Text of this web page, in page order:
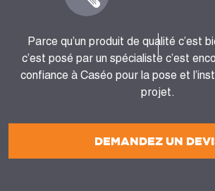
DEMANDEZ UN
Parce qu’un produit de qualité c’est
c’est posé par un spécialiste c’est
confiance à Caséo pour la pose et
projet.